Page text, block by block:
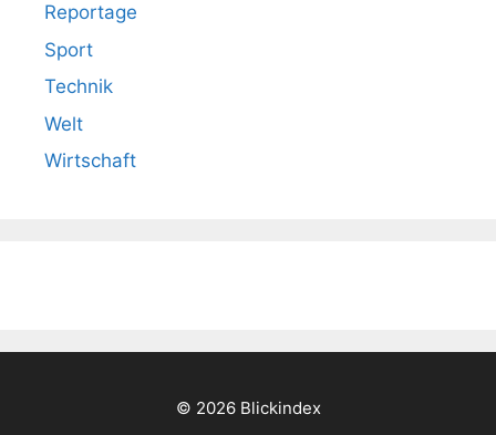
Reportage
Sport
Technik
Welt
Wirtschaft
© 2026 Blickindex